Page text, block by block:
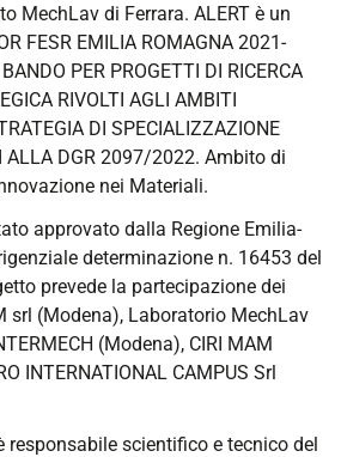
MechLav di Ferrara. ALERT è un
FESR EMILIA ROMAGNA 2021-
PER PROGETTI DI RICERCA
RIVOLTI AGLI AMBITI
DI SPECIALIZZAZIONE
ALLA DGR 2097/2022. Ambito di
nei Materiali.
approvato dalla Regione Emilia-
determinazione n. 16453 del
prevede la partecipazione dei
srl (Modena), Laboratorio MechLav
(Modena), CIRI MAM
INTERNATIONAL CAMPUS Srl
responsabile scientifico e tecnico del